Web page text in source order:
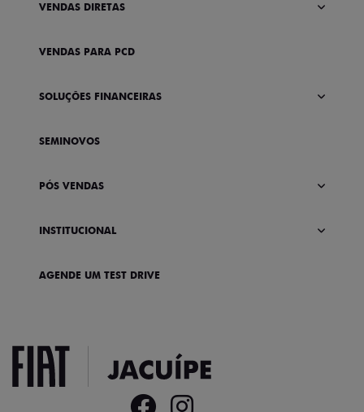
VENDAS DIRETAS
VENDAS PARA PCD
SOLUÇÕES FINANCEIRAS
SEMINOVOS
PÓS VENDAS
INSTITUCIONAL
AGENDE UM TEST DRIVE